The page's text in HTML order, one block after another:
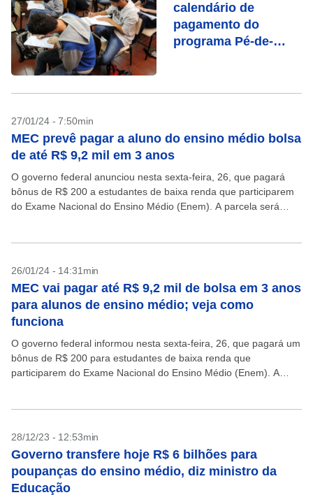
calendário de
pagamento do
programa Pé-de-
27/01/24 - 7:50min
MEC prevê pagar a aluno do ensino médio bolsa
de até R$ 9,2 mil em 3 anos
O governo federal anunciou nesta sexta-feira, 26, que pagará
bônus de R$ 200 a estudantes de baixa renda que participarem
do Exame Nacional do Ensino Médio (Enem). A parcela será
26/01/24 - 14:31min
MEC vai pagar até R$ 9,2 mil de bolsa em 3 anos
para alunos de ensino médio; veja como
funciona
O governo federal informou nesta sexta-feira, 26, que pagará um
bônus de R$ 200 para estudantes de baixa renda que
participarem do Exame Nacional do Ensino Médio (Enem). A
28/12/23 - 12:53min
Governo transfere hoje R$ 6 bilhões para
poupanças do ensino médio, diz ministro da
Educação